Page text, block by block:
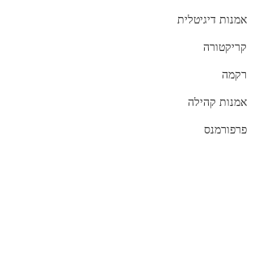
אמנות דיגיטלית
קריקטורה
רקמה
אמנות קהילה
פרפורמנס